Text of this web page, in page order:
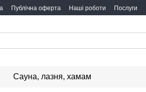
Публічна оферта Наші роботи Послуги
Сауна, лазня, хамам